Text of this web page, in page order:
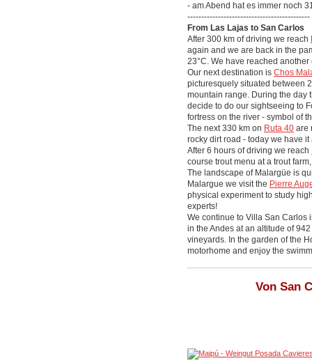
- am Abend hat es immer noch
--------------------------------------------
From Las Lajas to San Carlos
After 300 km of driving we reach
again and we are back in the
23°C. We have reached another
Our next destination is Chos
picturesquely situated between
mountain range. During the day
decide to do our sightseeing to
fortress on the river - symbol of
The next 330 km on Ruta 40 are
rocky dirt road - today we have it
After 6 hours of driving we reach
course trout menu at a trout
The landscape of Malargüe is
Malargue we visit the Pierre
physical experiment to study
experts!
We continue to Villa San Carlos
in the Andes at an altitude of
vineyards. In the garden of the
motorhome and enjoy the
Von San